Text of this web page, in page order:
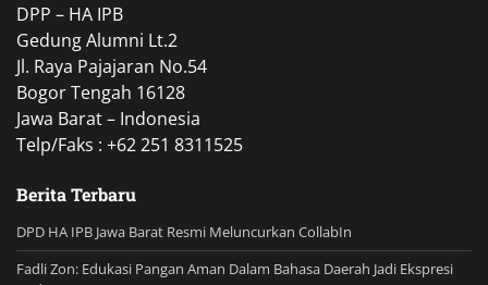
DPP – HA IPB
Gedung Alumni Lt.2
Jl. Raya Pajajaran No.54
Bogor Tengah 16128
Jawa Barat – Indonesia
Telp/Faks : +62 251 8311525
Berita Terbaru
DPD HA IPB Jawa Barat Resmi Meluncurkan CollabIn
Fadli Zon: Edukasi Pangan Aman Dalam Bahasa Daerah Jadi Ekspresi